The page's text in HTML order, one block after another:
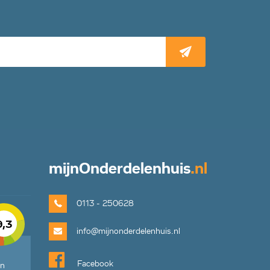
mijnOnderdelenhuis.nl
0113 - 250628
info@mijnonderdelenhuis.nl
Facebook